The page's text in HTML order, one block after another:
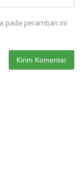
pada peramban ini